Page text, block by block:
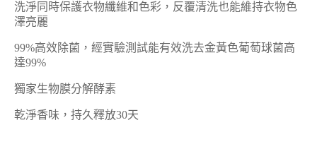
洗淨同時保護衣物纖維和色彩，反覆清洗也能維持衣物色
澤亮麗
99%高效除菌，經實驗測試能有效洗去金黃色葡萄球菌高
達99%
獨家生物膜分解酵素
乾淨香味，持久釋放30天